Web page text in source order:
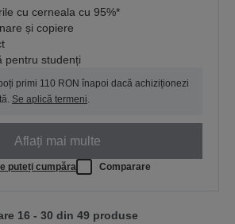
cu cerneala cu 95%*
și copiere
pentru studenți
primi 110 RON înapoi dacă achiziționezi
Se aplică termeni.
Aflați mai multe
puteți cumpăra Comparare
16 - 30 din 49 produse